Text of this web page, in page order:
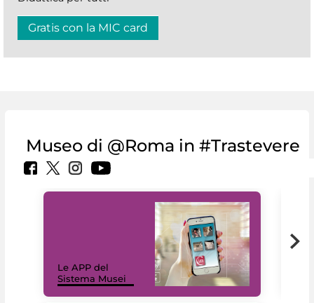
Gratis con la MIC card
Museo di @Roma in #Trastevere
Le APP del
Sistema Musei